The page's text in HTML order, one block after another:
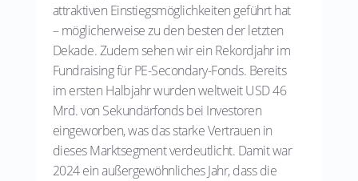
attraktiven Einstiegsmöglichkeiten geführt hat
– möglicherweise zu den besten der letzten
Dekade. Zudem sehen wir ein Rekordjahr im
Fundraising für PE-Secondary-Fonds. Bereits
im ersten Halbjahr wurden weltweit USD 46
Mrd. von Sekundärfonds bei Investoren
eingeworben, was das starke Vertrauen in
dieses Marktsegment verdeutlicht. Damit war
2024 ein außergewöhnliches Jahr, dass die